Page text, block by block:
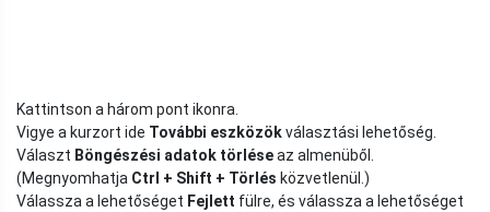
Kattintson a három pont ikonra.
Vigye a kurzort ide További eszközökválasztási lehetőség.
Választ Böngészési adatok törléseaz almenüből.
(Megnyomhatja Ctrl + Shift + Törlés közvetlenül.)
Válassza a lehetőséget Fejlett fülre, és válassza a lehetőséget